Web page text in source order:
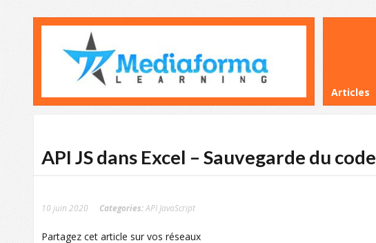
Articles
API JS dans Excel – Sauvegarde du code
10 juin 2020 Categories:API JavaScript
Partagez cet article sur vos réseaux